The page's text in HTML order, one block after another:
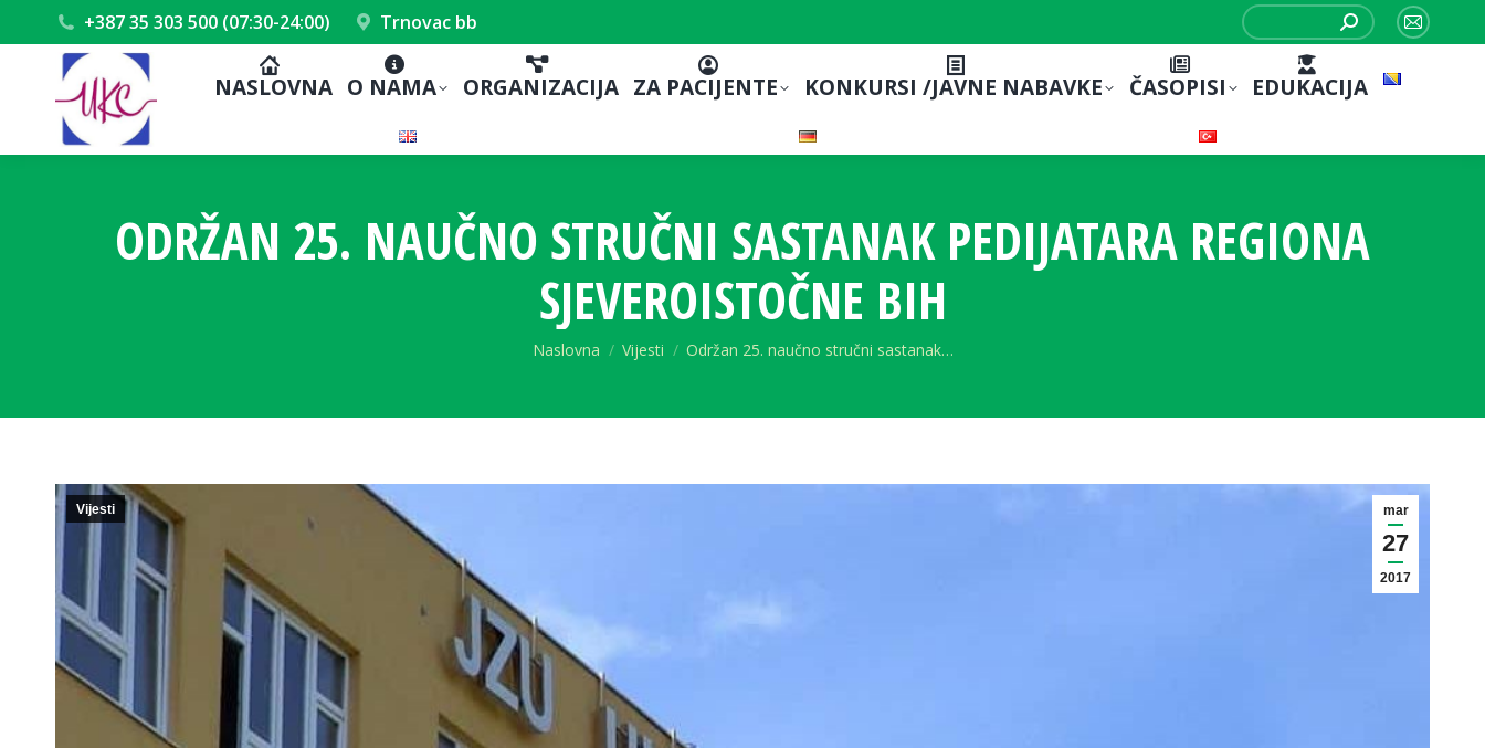
+387 35 303 500 (07:30-24:00) Trnovac bb
Search:
Mail
NASLOVNA O NAMA ORGANIZACIJA ZA PACIJENTE KONKURSI /JAVNE NABAVKE ČASOPISI EDUKACIJA
ODRŽAN 25. NAUČNO STRUČNI SASTANAK PEDIJATARA REGIONA
SJEVEROISTOČNE BIH
You are here:
Naslovna Vijesti Održan 25. naučno stručni sastanak…
mar
27
2017
Vijesti